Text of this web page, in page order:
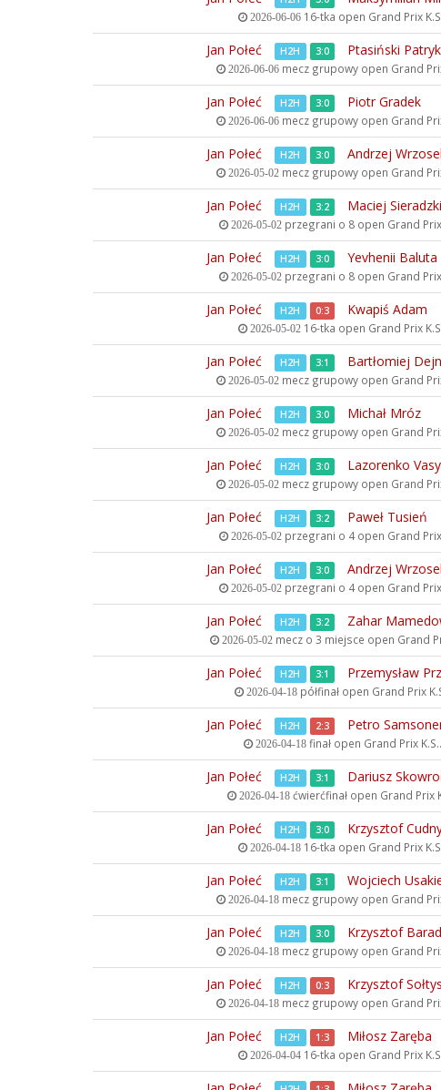
2026-06-06 16-tka open Grand Prix
Jan Połeć H2H 3:0 Ptasiński Patryk
2026-06-06mecz grupowy open Grand
Jan Połeć H2H 3:0 Piotr Gradek
2026-06-06mecz grupowy open Grand
Jan Połeć H2H 3:0 Andrzej
2026-05-02mecz grupowy open Grand
Jan Połeć H2H 3:2 Maciej Sieradzki
2026-05-02 przegrani o 8 open Grand
Jan Połeć H2H 3:0 Yevhenii Baluta
2026-05-02 przegrani o 8 open Grand
Jan Połeć H2H 0:3 Kwapiś Adam
2026-05-02 16-tka open Grand Prix
Jan Połeć H2H 3:1 Bartłomiej
2026-05-02mecz grupowy open Grand
Jan Połeć H2H 3:0 Michał Mróz
2026-05-02mecz grupowy open Grand
Jan Połeć H2H 3:0 Lazorenko
2026-05-02mecz grupowy open Grand
Jan Połeć H2H 3:2 Paweł Tusień
2026-05-02 przegrani o 4 open Grand
Jan Połeć H2H 3:0 Andrzej
2026-05-02 przegrani o 4 open Grand
Jan Połeć H2H 3:2 Zahar
2026-05-02mecz o 3 miejsce open Grand
Jan Połeć H2H 3:1 Przemysław
2026-04-18 półfinał open Grand Prix
Jan Połeć H2H 2:3 Petro
2026-04-18finał open Grand Prix
Jan Połeć H2H 3:1 Dariusz
2026-04-18ćwierćfinał open Grand Prix
Jan Połeć H2H 3:0 Krzysztof
2026-04-18 16-tka open Grand Prix
Jan Połeć H2H 3:1 Wojciech
2026-04-18mecz grupowy open Grand
Jan Połeć H2H 3:0 Krzysztof
2026-04-18mecz grupowy open Grand
Jan Połeć H2H 0:3 Krzysztof
2026-04-18mecz grupowy open Grand
Jan Połeć H2H 1:3 Miłosz Zaręba
2026-04-04 16-tka open Grand Prix